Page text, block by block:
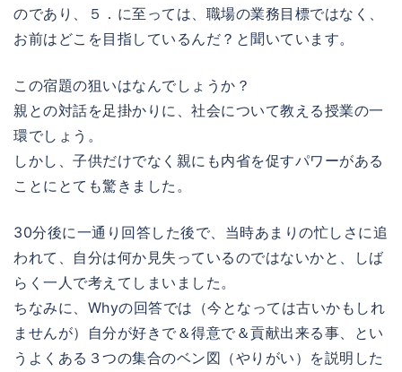
のであり、５．に至っては、職場の業務目標ではなく、
お前はどこを目指しているんだ？と聞いています。
この宿題の狙いはなんでしょうか？
親との対話を足掛かりに、社会について教える授業の一
環でしょう。
しかし、子供だけでなく親にも内省を促すパワーがある
ことにとても驚きました。
30分後に一通り回答した後で、当時あまりの忙しさに追
われて、自分は何か見失っているのではないかと、しば
らく一人で考えてしまいました。
ちなみに、Whyの回答では（今となっては古いかもしれ
ませんが）自分が好きで＆得意で＆貢献出来る事、とい
うよくある３つの集合のベン図（やりがい）を説明した